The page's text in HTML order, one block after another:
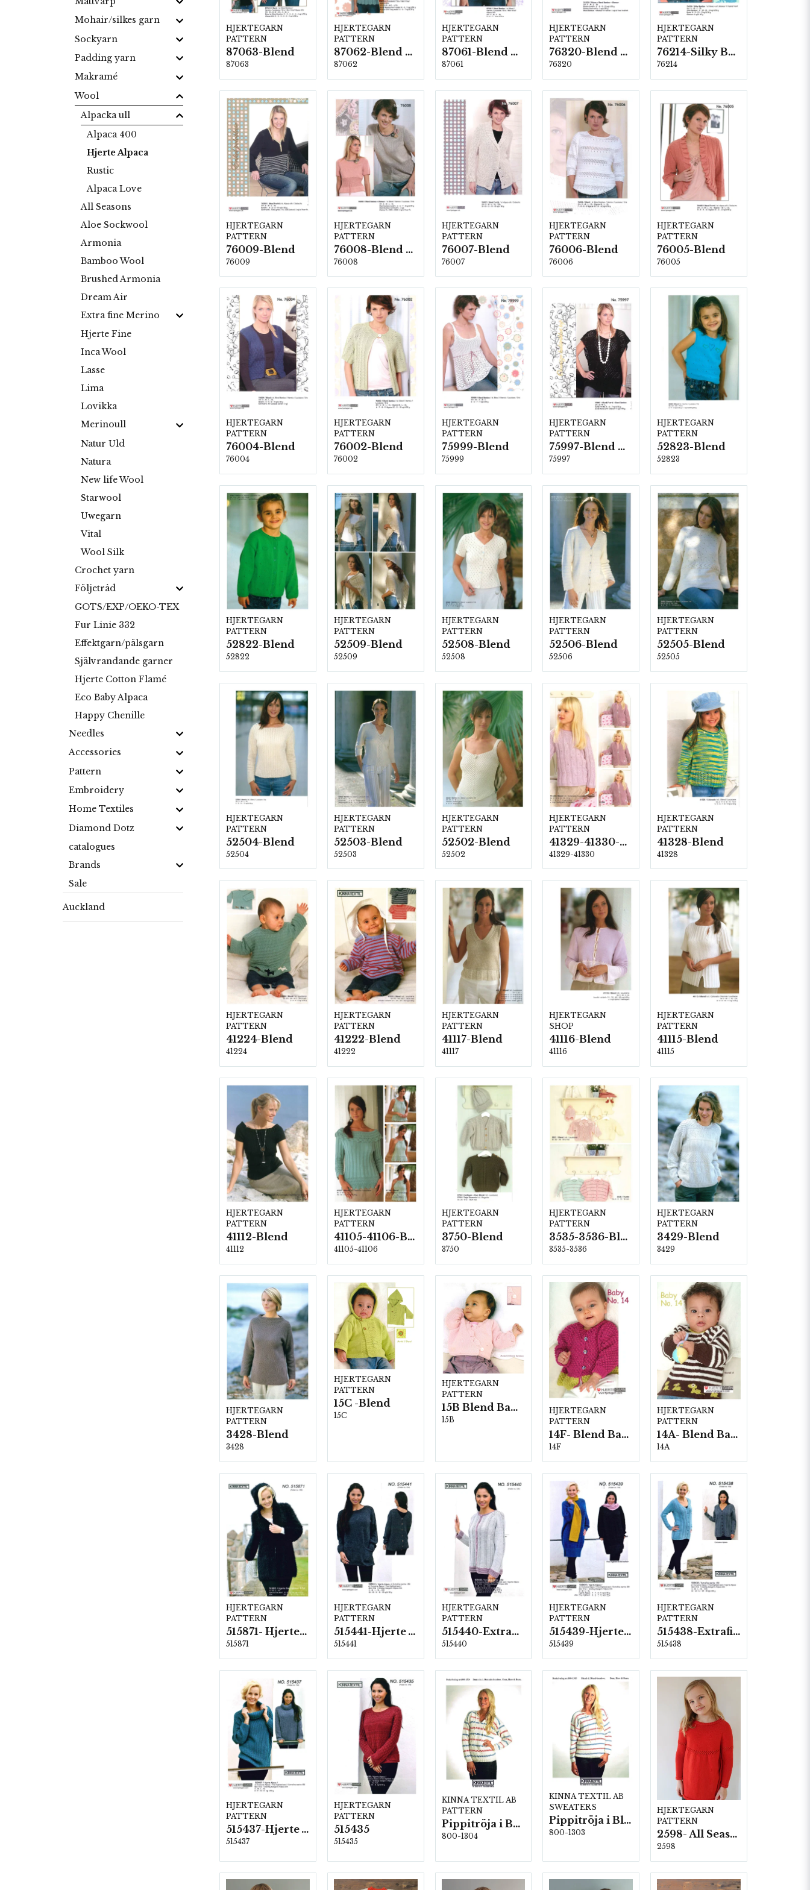
Mohair/silkes garn
Sockyarn
Padding yarn
Makramé
Wool
Alpacka ull
Alpaca 400
Hjerte Alpaca
Rustic
Alpaca Love
All Seasons
Aloe Sockwool
Armonia
Bamboo Wool
Brushed Armonia
Dream Air
Extra fine Merino
Hjerte Fine
Inca Wool
Lasse
Lima
Lovikka
Merinoull
Natur Uld
Natura
New life Wool
Starwool
Uwegarn
Vital
Wool Silk
Crochet yarn
Följetråd
GOTS/EXP/OEKO-TEX
Fur Linie 332
Effektgarn/pälsgarn
Självrandande garner
Hjerte Cotton Flamé
Eco Baby Alpaca
Happy Chenille
Needles
Accessories
Pattern
Embroidery
Home Textiles
Diamond Dotz
catalogues
Brands
Sale
Auckland
HJERTEGARN
PATTERN
87063-Blend
87063
HJERTEGARN
PATTERN
87062-Blend Bamboo
87062
HJERTEGARN
PATTERN
87061-Blend Bamboo
87061
HJERTEGARN
PATTERN
76320-Blend Bamboo
76320
HJERTEGARN
PATTERN
76214-Silky Bamboo
76214
HJERTEGARN
PATTERN
76009-Blend
76009
HJERTEGARN
PATTERN
76008-Blend Bamboo
76008
HJERTEGARN
PATTERN
76007-Blend
76007
HJERTEGARN
PATTERN
76006-Blend
76006
HJERTEGARN
PATTERN
76005-Blend
76005
HJERTEGARN
PATTERN
76004-Blend
76004
HJERTEGARN
PATTERN
76002-Blend
76002
HJERTEGARN
PATTERN
75999-Blend
75999
HJERTEGARN
PATTERN
75997-Blend Bamboo
75997
HJERTEGARN
PATTERN
52823-Blend
52823
HJERTEGARN
PATTERN
52822-Blend
52822
HJERTEGARN
PATTERN
52509-Blend
52509
HJERTEGARN
PATTERN
52508-Blend
52508
HJERTEGARN
PATTERN
52506-Blend
52506
HJERTEGARN
PATTERN
52505-Blend
52505
HJERTEGARN
PATTERN
52504-Blend
52504
HJERTEGARN
PATTERN
52503-Blend
52503
HJERTEGARN
PATTERN
52502-Blend
52502
HJERTEGARN
PATTERN
41329-41330-Blend
41329-41330
HJERTEGARN
PATTERN
41328-Blend
41328
HJERTEGARN
PATTERN
41224-Blend
41224
HJERTEGARN
PATTERN
41222-Blend
41222
HJERTEGARN
PATTERN
41117-Blend
41117
HJERTEGARN
SHOP
41116-Blend
41116
HJERTEGARN
PATTERN
41115-Blend
41115
HJERTEGARN
PATTERN
41112-Blend
41112
HJERTEGARN
PATTERN
41105-41106-Blend
41105-41106
HJERTEGARN
PATTERN
3750-Blend
3750
HJERTEGARN
PATTERN
3535-3536-Blend
3535-3536
HJERTEGARN
PATTERN
3429-Blend
3429
HJERTEGARN
PATTERN
3428-Blend
3428
HJERTEGARN
PATTERN
15C -Blend
15C
HJERTEGARN
PATTERN
15B Blend Bamboo
15B
HJERTEGARN
PATTERN
14F- Blend Bamboo
14F
HJERTEGARN
PATTERN
14A- Blend Bamboo
14A
HJERTEGARN
PATTERN
515871- Hjertefine Higland and fur
515871
HJERTEGARN
PATTERN
515441-Hjerte Alpaca eller Extrafine Merino
515441
HJERTEGARN
PATTERN
515440-Extrafine Merino 150
515440
HJERTEGARN
PATTERN
515439-Hjerte Alpaca
515439
HJERTEGARN
PATTERN
515438-Extrafine merino 150
515438
HJERTEGARN
PATTERN
515437-Hjerte Alpaca
515437
HJERTEGARN
PATTERN
515435
515435
KINNA TEXTIL AB
PATTERN
Pippitröja i Bommix-bamboo
800-1304
KINNA TEXTIL AB
SWEATERS
Pippitröja i Blend/Blend-bamboo
800-1303
HJERTEGARN
PATTERN
2598- All Seasons
2598